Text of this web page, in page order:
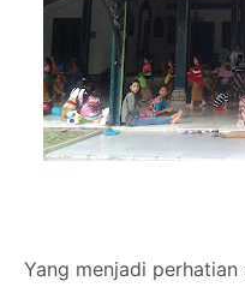
Yang menjadi perhatian